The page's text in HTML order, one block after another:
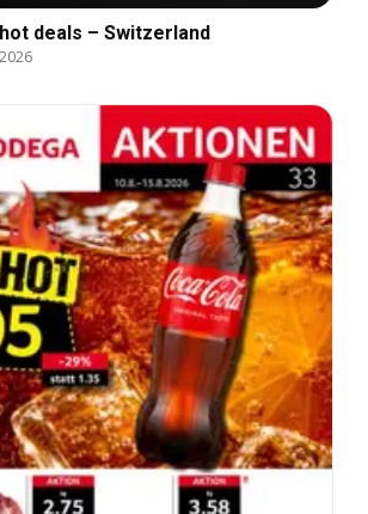
deals – Switzerland